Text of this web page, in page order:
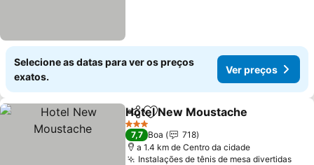
Selecione as datas para ver os preços
exatos.
Ver preços
PartilharAdicionar aos favoritos
Hotel New Moustache
3 Estrelas
7,7 Boa
718
a 1.4 km de Centro da cidade
Instalações de tênis de mesa divertidas